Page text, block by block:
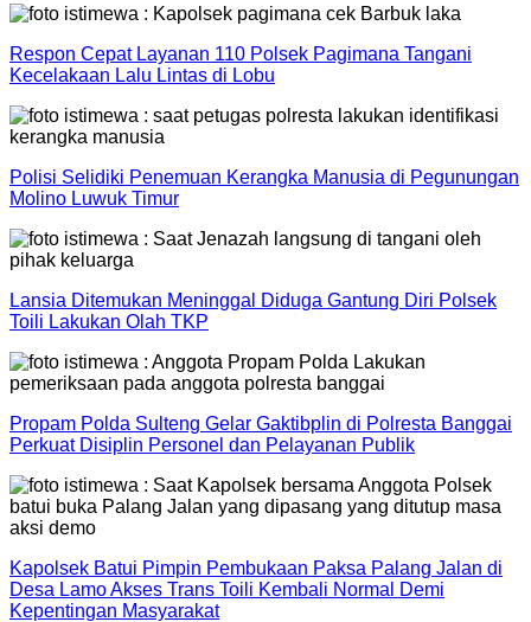
Respon Cepat Layanan 110 Polsek Pagimana Tangani
Kecelakaan Lalu Lintas di Lobu
Polisi Selidiki Penemuan Kerangka Manusia di Pegunungan
Molino Luwuk Timur
Lansia Ditemukan Meninggal Diduga Gantung Diri Polsek
Toili Lakukan Olah TKP
Propam Polda Sulteng Gelar Gaktibplin di Polresta Banggai
Perkuat Disiplin Personel dan Pelayanan Publik
Kapolsek Batui Pimpin Pembukaan Paksa Palang Jalan di
Desa Lamo Akses Trans Toili Kembali Normal Demi
Kepentingan Masyarakat